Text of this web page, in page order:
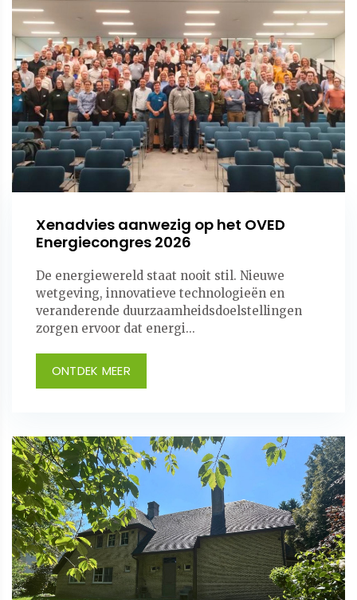
Xenadvies aanwezig op het OVED
Energiecongres 2026
De energiewereld staat nooit stil. Nieuwe
wetgeving, innovatieve technologieën en
veranderende duurzaamheidsdoelstellingen
zorgen ervoor dat energi...
ONTDEK MEER